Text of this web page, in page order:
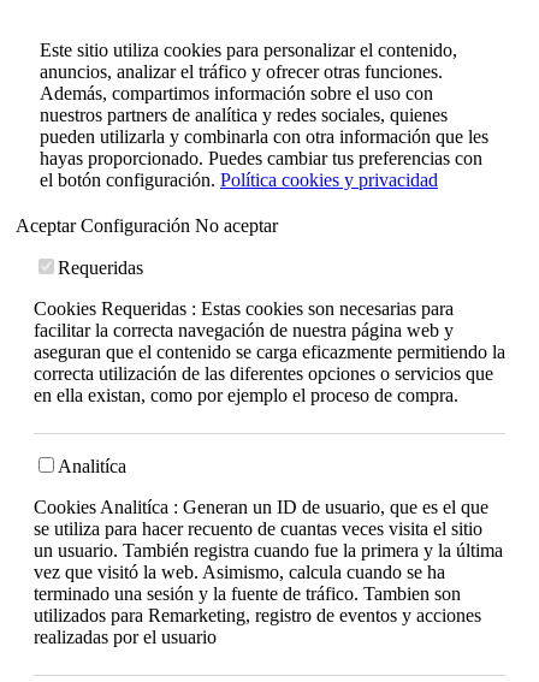
Este sitio utiliza cookies para personalizar el contenido,
anuncios, analizar el tráfico y ofrecer otras funciones.
Además, compartimos información sobre el uso con
nuestros partners de analítica y redes sociales, quienes
pueden utilizarla y combinarla con otra información que les
hayas proporcionado. Puedes cambiar tus preferencias con
el botón configuración. Política cookies y privacidad
AceptarConfiguración No aceptar
Requeridas
Cookies Requeridas : Estas cookies son necesarias para
facilitar la correcta navegación de nuestra página web y
aseguran que el contenido se carga eficazmente permitiendo la
correcta utilización de las diferentes opciones o servicios que
en ella existan, como por ejemplo el proceso de compra.
Analitíca
Cookies Analitíca : Generan un ID de usuario, que es el que
se utiliza para hacer recuento de cuantas veces visita el sitio
un usuario. También registra cuando fue la primera y la última
vez que visitó la web. Asimismo, calcula cuando se ha
terminado una sesión y la fuente de tráfico. Tambien son
utilizados para Remarketing, registro de eventos y acciones
realizadas por el usuario